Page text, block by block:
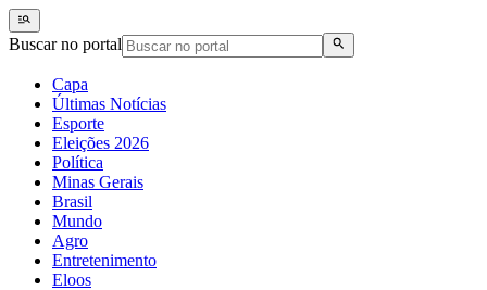
Buscar no portal
Capa
Últimas Notícias
Esporte
Eleições 2026
Política
Minas Gerais
Brasil
Mundo
Agro
Entretenimento
Eloos